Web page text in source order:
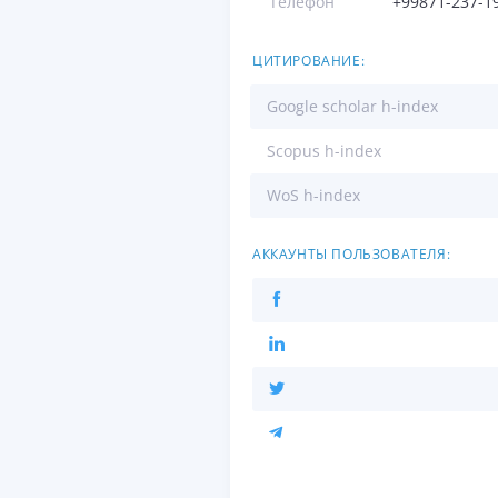
ЦИТИРОВАНИЕ:
Google scholar h-index
Scopus h-index
WoS h-index
АККАУНТЫ ПОЛЬЗОВАТЕЛЯ: